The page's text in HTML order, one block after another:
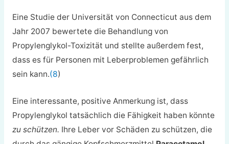
Eine Studie der Universität von Connecticut aus dem
Jahr 2007 bewertete die Behandlung von
Propylenglykol-Toxizität und stellte außerdem fest,
dass es für Personen mit Leberproblemen gefährlich
sein kann.(8)
Eine interessante, positive Anmerkung ist, dass
Propylenglykol tatsächlich die Fähigkeit haben könnte
zu schützen. Ihre Leber vor Schäden zu schützen, die